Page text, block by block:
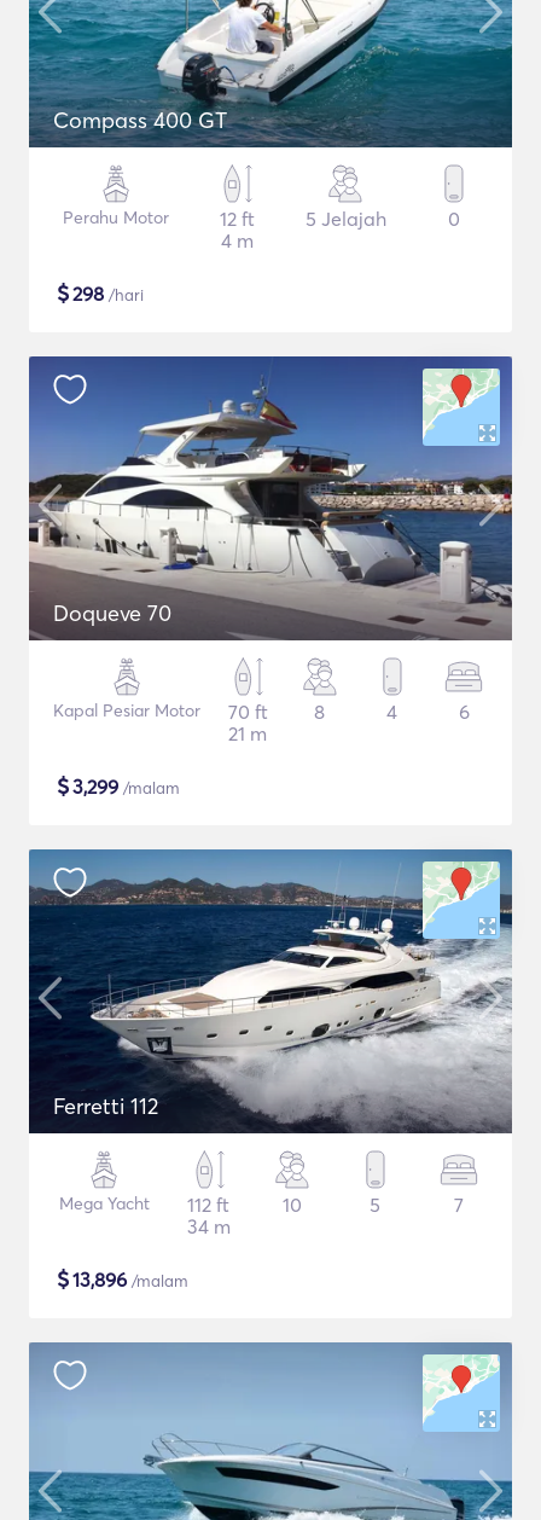
Compass 400 GT
Perahu Motor
12 ft
4 m
5 Jelajah 0
$298 /hari
Doqueve 70
Kapal Pesiar Motor
70 ft
21 m
8 4 6
$3,299 /malam
Ferretti 112
Mega Yacht
112 ft
34 m
10 5 7
$13,896 /malam